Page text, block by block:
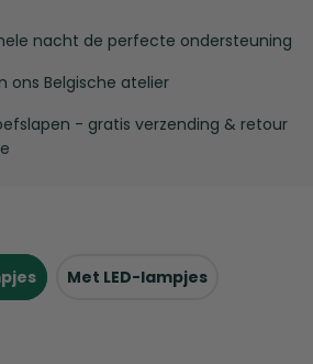
nacht de perfecte ondersteuning
ons Belgische atelier
- gratis verzending & retour
Met LED-lampjes